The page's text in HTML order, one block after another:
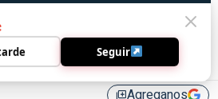
library_addAgreganos
Seguir